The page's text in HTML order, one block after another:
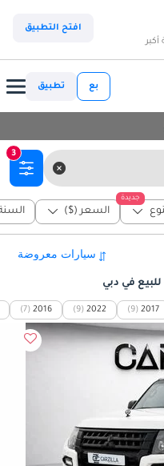
افتح التطبيق
بع تطبيق
3
جديدة
السعر ($)
في دبي
2017
(9)
2022
(9)
2016
(7)